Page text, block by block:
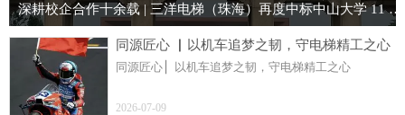
深耕校企合作十余载 | 三洋电梯（珠海）再度中标中山大学 11 台电梯项目
同源匠心 ▏以机车追梦之韧，守电梯精工之心
同源匠心 ▏以机车追梦之韧，守电梯精工之心
2026-07-09